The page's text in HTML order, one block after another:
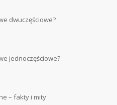
dwuczęściowe?
jednoczęściowe?
– fakty i mity